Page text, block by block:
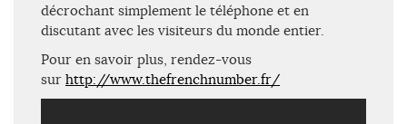
décrochant simplement le téléphone et en
discutant avec les visiteurs du monde entier.
Pour en savoir plus, rendez-vous
sur http://www.thefrenchnumber.fr/